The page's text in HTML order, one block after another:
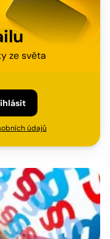
ze světa
údajů